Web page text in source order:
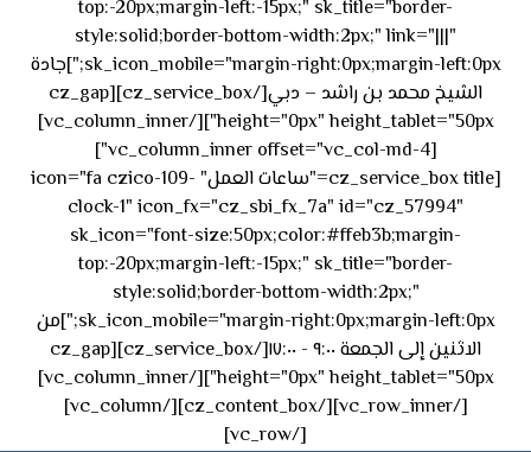
top:-20px;margin-left:-15px;" sk_title="border-
style:solid;border-bottom-width:2px;" link="|||"
sk_icon_mobile="margin-right:0px;margin-left:0px;"]جادة
الشيخ محمد بن راشد – دبي[/cz_service_box][cz_gap
height="0px" height_tablet="50px"][/vc_column_inner]
[vc_column_inner offset="vc_col-md-4"]
[cz_service_box title="ساعات العمل" icon="fa czico-109-
clock-1" icon_fx="cz_sbi_fx_7a" id="cz_57994"
sk_icon="font-size:50px;color:#ffeb3b;margin-
top:-20px;margin-left:-15px;" sk_title="border-
style:solid;border-bottom-width:2px;"
sk_icon_mobile="margin-right:0px;margin-left:0px;"]من
الاثنين إلى الجمعة ٩:٠٠ - ١٧:٠٠[/cz_service_box][cz_gap
height="0px" height_tablet="50px"][/vc_column_inner]
[/vc_row_inner][/cz_content_box][/vc_column]
[/vc_row]